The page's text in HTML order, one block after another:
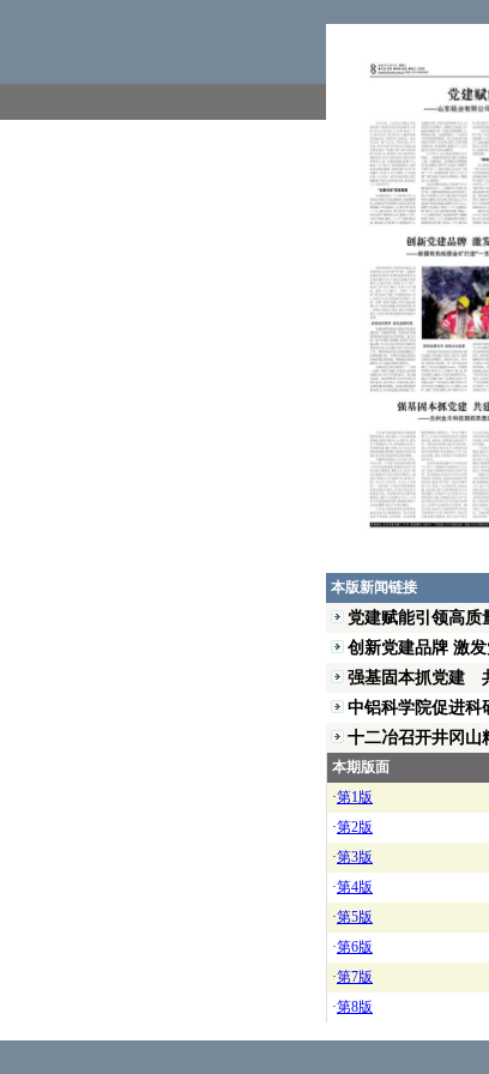
本版新闻链接
党建赋能引领高
创新党建品牌 激
强基固本抓党建
中铝科学院促进科
十二冶召开井冈山
本期版面
·第1版
·第2版
·第3版
·第4版
·第5版
·第6版
·第7版
·第8版